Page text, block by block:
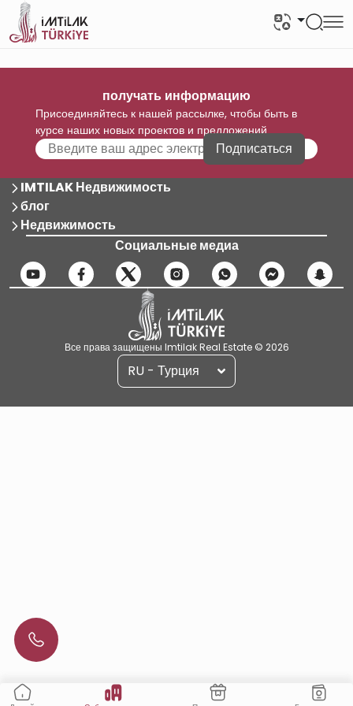
получать информацию
Присоединяйтесь к нашей рассылке, чтобы быть в
курсе наших новых проектов и предложений
Подписаться
IMTILAK Недвижимость
блог
Недвижимость
Социальные медиа
Все права защищены Imtilak Real Estate © 2026
RU - Турция